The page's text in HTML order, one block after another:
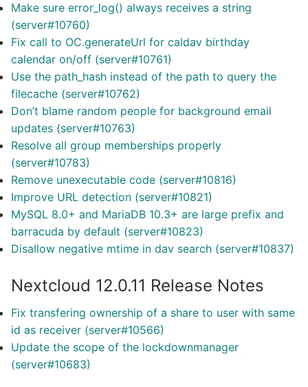
Make sure error_log() always receives a string
(server#10760)
Fix call to OC.generateUrl for caldav birthday
calendar on/off (server#10761)
Use the path_hash instead of the path to query the
filecache (server#10762)
Don’t blame random people for background email
updates (server#10763)
Resolve all group memberships properly
(server#10783)
Remove unexecutable code (server#10816)
Improve URL detection (server#10821)
MySQL 8.0+ and MariaDB 10.3+ are large prefix and
barracuda by default (server#10823)
Disallow negative mtime in dav search (server#10837)
Nextcloud 12.0.11 Release Notes
Fix transfering ownership of a share to user with same
id as receiver (server#10566)
Update the scope of the lockdownmanager
(server#10683)